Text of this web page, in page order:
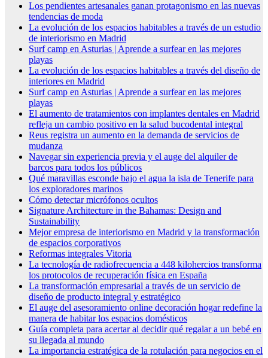
Los pendientes artesanales ganan protagonismo en las nuevas
tendencias de moda
La evolución de los espacios habitables a través de un estudio
de interiorismo en Madrid
Surf camp en Asturias | Aprende a surfear en las mejores
playas
La evolución de los espacios habitables a través del diseño de
interiores en Madrid
Surf camp en Asturias | Aprende a surfear en las mejores
playas
El aumento de tratamientos con implantes dentales en Madrid
refleja un cambio positivo en la salud bucodental integral
Reus registra un aumento en la demanda de servicios de
mudanza
Navegar sin experiencia previa y el auge del alquiler de
barcos para todos los públicos
Qué maravillas esconde bajo el agua la isla de Tenerife para
los exploradores marinos
Cómo detectar micrófonos ocultos
Signature Architecture in the Bahamas: Design and
Sustainability
Mejor empresa de interiorismo en Madrid y la transformación
de espacios corporativos
Reformas integrales Vitoria
La tecnología de radiofrecuencia a 448 kilohercios transforma
los protocolos de recuperación física en España
La transformación empresarial a través de un servicio de
diseño de producto integral y estratégico
El auge del asesoramiento online decoración hogar redefine la
manera de habitar los espacios domésticos
Guía completa para acertar al decidir qué regalar a un bebé en
su llegada al mundo
La importancia estratégica de la rotulación para negocios en el